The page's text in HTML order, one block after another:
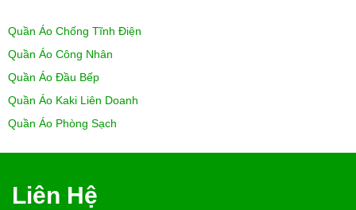
Quần Áo Chống Tĩnh Điện
Quần Áo Công Nhân
Quần Áo Đầu Bếp
Quần Áo Kaki Liên Doanh
Quần Áo Phòng Sạch
Liên Hệ